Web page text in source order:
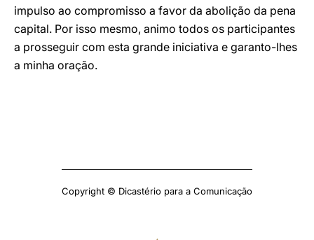
impulso ao compromisso a favor da abolição da pena
capital. Por isso mesmo, animo todos os participantes
a prosseguir com esta grande iniciativa e garanto-lhes
a minha oração.
Copyright © Dicastério para a Comunicação